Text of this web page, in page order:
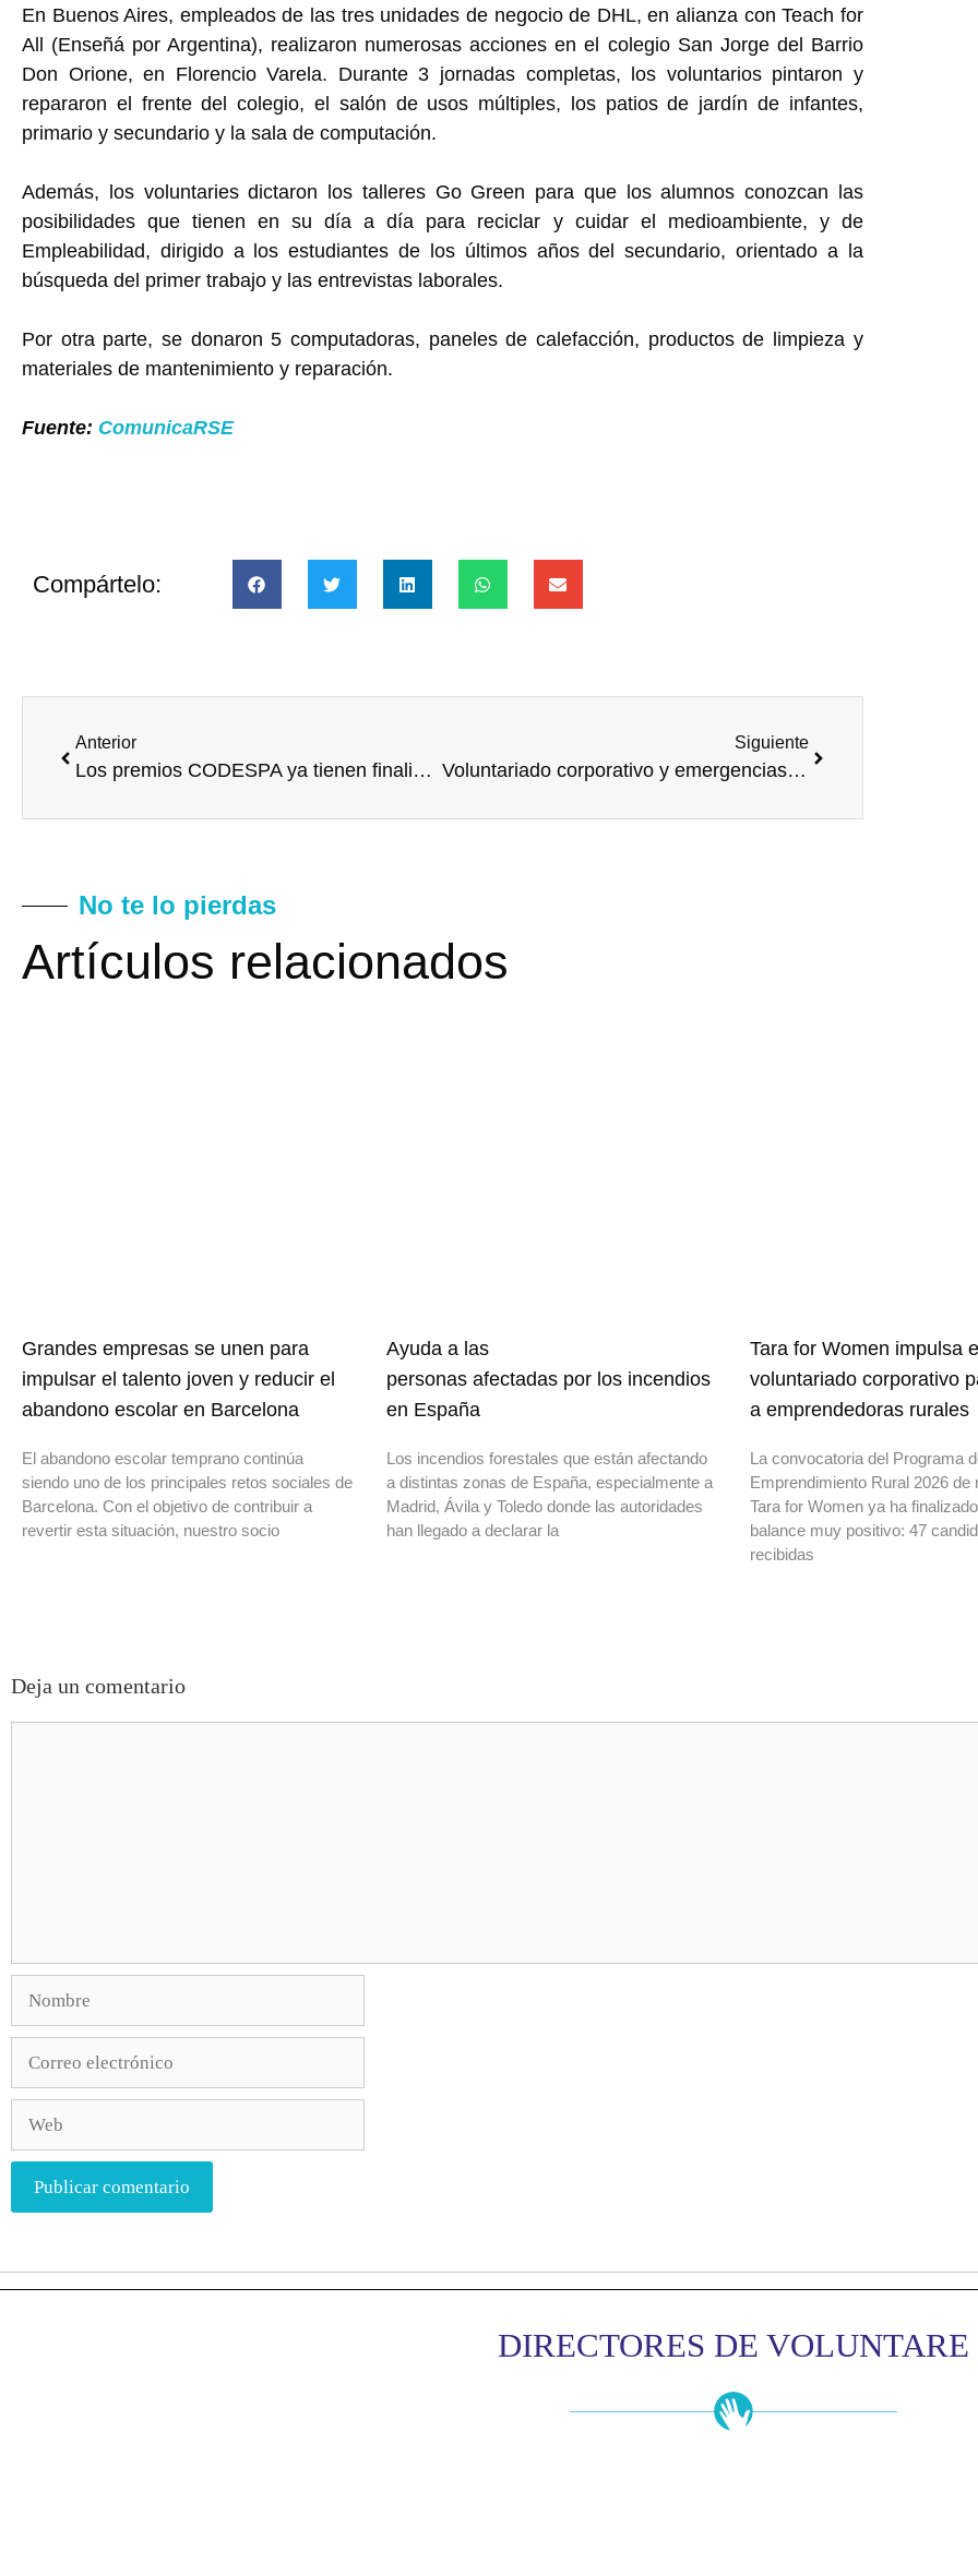
En Buenos Aires, empleados de las tres unidades de negocio de DHL, en alianza con Teach for
All (Enseñá por Argentina), realizaron numerosas acciones en el colegio San Jorge del Barrio
Don Orione, en Florencio Varela. Durante 3 jornadas completas, los voluntarios pintaron y
repararon el frente del colegio, el salón de usos múltiples, los patios de jardín de infantes,
primario y secundario y la sala de computación.
Además, los voluntaries dictaron los talleres Go Green para que los alumnos conozcan las
posibilidades que tienen en su día a día para reciclar y cuidar el medioambiente, y de
Empleabilidad, dirigido a los estudiantes de los últimos años del secundario, orientado a la
búsqueda del primer trabajo y las entrevistas laborales.
Por otra parte, se donaron 5 computadoras, paneles de calefacción, productos de limpieza y
materiales de mantenimiento y reparación.
Fuente: ComunicaRSE
Compártelo:
Anterior
Los premios CODESPA ya tienen finalistas
Siguiente
Voluntariado corporativo y emergencias internacionales
No te lo pierdas
Artículos relacionados
Grandes empresas se unen para
impulsar el talento joven y reducir el
abandono escolar en Barcelona
El abandono escolar temprano continúa
siendo uno de los principales retos sociales de
Barcelona. Con el objetivo de contribuir a
revertir esta situación, nuestro socio
Ayuda a las
personas afectadas por los incendios
en España
Los incendios forestales que están afectando
a distintas zonas de España, especialmente a
Madrid, Ávila y Toledo donde las autoridades
han llegado a declarar la
Tara for Women impulsa
voluntariado corporativo
a emprendedoras rurales
La convocatoria del Programa
Emprendimiento Rural 2026 de
Tara for Women ya ha
balance muy positivo: 47
recibidas
Deja un comentario
DIRECTORES DE VOLUNTARE